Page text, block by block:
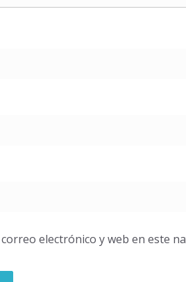
electrónico y web en este